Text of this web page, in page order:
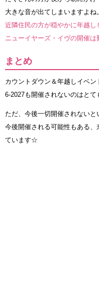
大きな音が出てしまいますよね。
近隣住民の方が穏やかに年越し
ニューイヤーズ・イヴの開催は
まとめ
カウントダウン＆年越しイベ
6-2027も開催されないのはとて
ただ、今後一切開催されないと
今後開催される可能性もある
ています☆